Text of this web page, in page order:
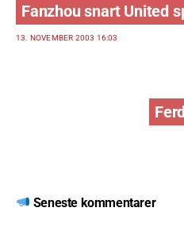
Fanzhou snart United
13. NOVEMBER 2003 16:03
Seneste kommentarer